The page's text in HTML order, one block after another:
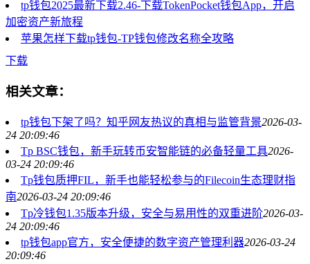
tp钱包2025最新下载2.46-下载TokenPocket钱包App，开启
加密资产新旅程
苹果怎样下载tp钱包-TP钱包修改名称全攻略
下载
相关文章：
tp钱包下架了吗？知乎网友热议的真相与监管背景2026-03-
24 20:09:46
Tp BSC钱包，新手玩转币安智能链的必备轻量工具2026-
03-24 20:09:46
Tp钱包质押FIL，新手也能轻松参与的Filecoin生态理财指
南2026-03-24 20:09:46
Tp冷钱包1.35版本升级，安全与易用性的双重进阶2026-03-
24 20:09:46
tp钱包app官方，安全便捷的数字资产管理利器2026-03-24
20:09:46